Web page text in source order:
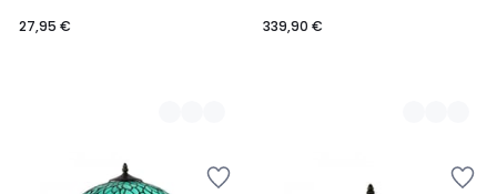
27,95 €
339,90 €